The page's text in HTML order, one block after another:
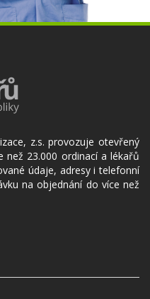
z.s. provozuje otevřený
než 23.000 ordinací a lékařů
údaje, adresy i telefonní
na objednání do více než